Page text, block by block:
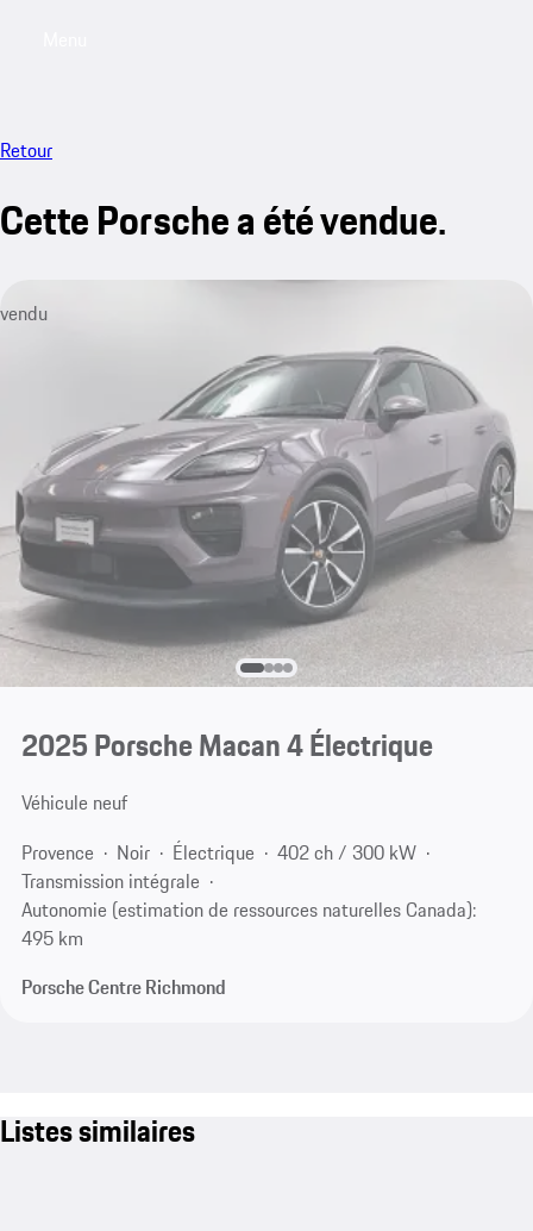
Retour
Cette Porsche a été vendue.
vendu
2025 Porsche Macan 4 Électrique
Véhicule neuf
Provence
Noir Électrique
402 ch / 300 kW
Transmission intégrale
Autonomie (estimation de ressources naturelles Canada):
495 km
Porsche Centre Richmond
Listes similaires